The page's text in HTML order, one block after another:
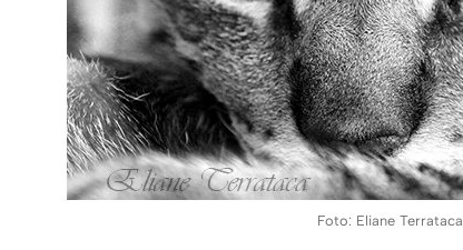
Foto: Eliane Terrataca